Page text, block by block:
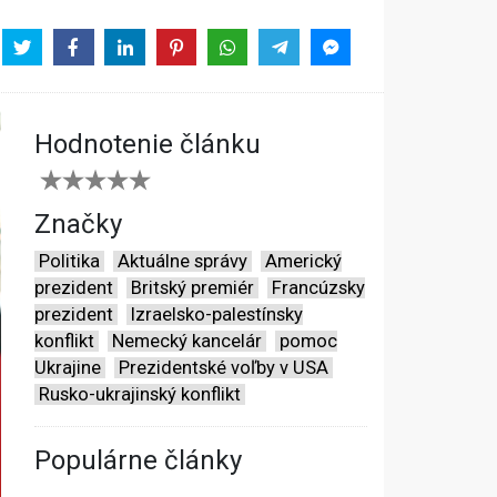
Hodnotenie článku
Značky
Politika Aktuálne správy
Americký
prezident
Britský premiér
Francúzsky
prezident
Izraelsko-palestínsky
konflikt
Nemecký kancelár
pomoc
Ukrajine
Prezidentské voľby v USA
Rusko-ukrajinský konflikt
Populárne články